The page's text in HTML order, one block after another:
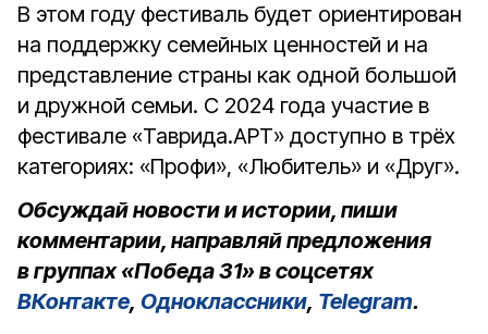
В этом году фестиваль будет ориентирован
на поддержку семейных ценностей и на
представление страны как одной большой
и дружной семьи. С 2024 года участие в
фестивале «Таврида.АРТ» доступно в трёх
категориях: «Профи», «Любитель» и «Друг».
Обсуждай новости и истории, пиши
комментарии, направляй предложения
в группах «Победа 31» в соцсетях
ВКонтакте, Одноклассники, Telegram.